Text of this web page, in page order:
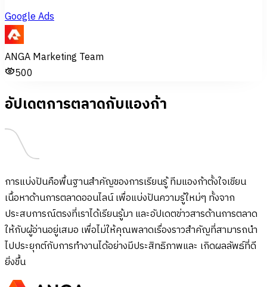
Google Ads
ANGA Marketing Team
500
อัปเดตการตลาดกับแองก้า
การแบ่งปันคือพื้นฐานสำคัญของการเรียนรู้ ทีมแองก้าตั้งใจเขียน
เนื้อหาด้านการตลาดออนไลน์ เพื่อแบ่งปันความรู้ใหม่ๆ ทั้งจาก
ประสบการณ์ตรงที่เราได้เรียนรู้มา และอัปเดตข่าวสารด้านการตลาด
ให้กับผู้อ่านอยู่เสมอ เพื่อไม่ให้คุณพลาดเรื่องราวสำคัญที่สามารถนำ
ไปประยุกต์กับการทำงานได้อย่างมีประสิทธิภาพและ เกิดผลลัพธ์ที่ดี
ยิ่งขึ้น